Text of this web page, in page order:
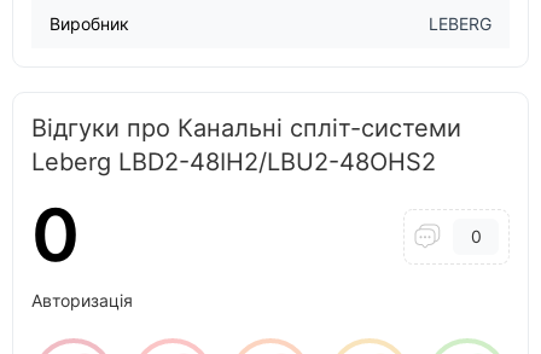
Виробник LEBERG
Відгуки про Канальні спліт-системи
Leberg LBD2-48IH2/LBU2-48OHS2
0 0
Авторизація